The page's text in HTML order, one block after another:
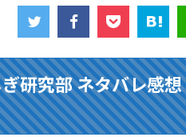
研究部 ネタバレ感